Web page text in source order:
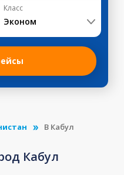
Класс
Эконом
В Кабул
Кабул